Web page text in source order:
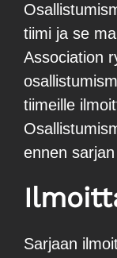
tiimi ja se
Association
tiimeille
ennen
Sarjaan